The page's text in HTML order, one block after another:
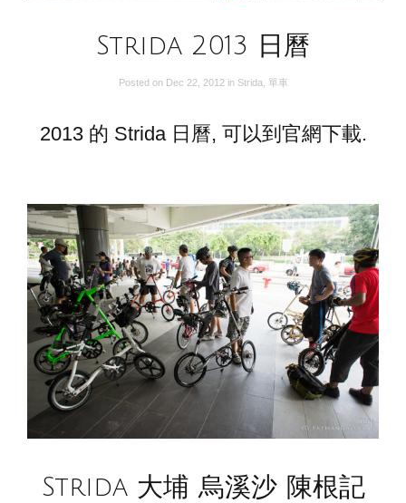
Strida 2013 日曆
Posted on Dec 22, 2012 in Strida 單車
2013 的 Strida 日曆, 可以到官網下載.
Strida 大埔 烏溪沙 陳根記